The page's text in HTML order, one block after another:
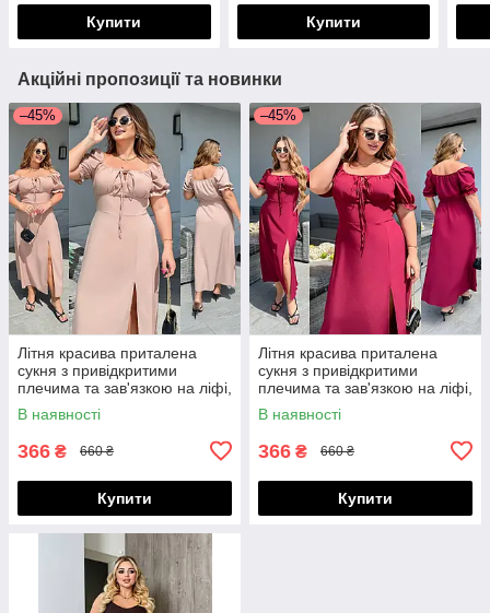
Купити Купити
Акційні пропозиції та новинки
–45%
Літня красива приталена
сукня з привідкритими
плечима та зав'язкою на ліфі,
батал великі розміри
В наявності
366 ₴ 660 ₴
Купити
–45%
Літня красива приталена
сукня з привідкритими
плечима та зав'язкою на ліфі,
батал великі розміри
В наявності
366 ₴ 660 ₴
Купити